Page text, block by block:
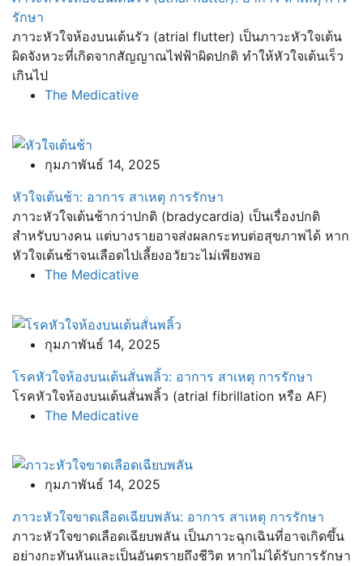
รักษา
ภาวะหัวใจห้องบนเต้นรัว (atrial flutter) เป็นภาวะหัวใจเต้น
ผิดจังหวะที่เกิดจากสัญญาณไฟฟ้าผิดปกติ ทำให้หัวใจเต้นเร็ว
เกินไป
The Medicative
กุมภาพันธ์ 14, 2025
หัวใจเต้นช้า: อาการ สาเหตุ การรักษา
ภาวะหัวใจเต้นช้ากว่าปกติ (bradycardia) เป็นเรื่องปกติ
สำหรับบางคน แต่บางรายอาจส่งผลกระทบต่อสุขภาพได้ หาก
หัวใจเต้นช้าจนเลือดไปเลี้ยงอวัยวะไม่เพียงพอ
The Medicative
กุมภาพันธ์ 14, 2025
โรคหัวใจห้องบนเต้นสั่นพลิ้ว: อาการ สาเหตุ การรักษา
โรคหัวใจห้องบนเต้นสั่นพลิ้ว (atrial fibrillation หรือ AF)
The Medicative
กุมภาพันธ์ 14, 2025
ภาวะหัวใจขาดเลือดเฉียบพลัน: อาการ สาเหตุ การรักษา
ภาวะหัวใจขาดเลือดเฉียบพลัน เป็นภาวะฉุกเฉินที่อาจเกิดขึ้น
อย่างกะทันหันและเป็นอันตรายถึงชีวิต หากไม่ได้รับการรักษา